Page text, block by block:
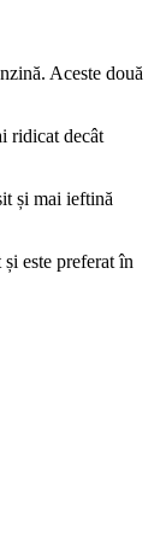
Aceste două
ridicat decât
și mai ieftină
este preferat în